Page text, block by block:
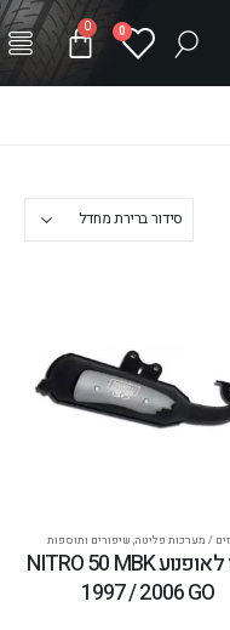
0
0
/ מערכות פליטה, שיפורים ותוספות
אגזוז לאופנוע NITRO 50 MBK
1997 / 2006 GO